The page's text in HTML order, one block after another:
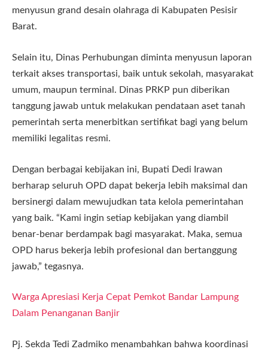
menyusun grand desain olahraga di Kabupaten Pesisir
Barat.
Selain itu, Dinas Perhubungan diminta menyusun laporan
terkait akses transportasi, baik untuk sekolah, masyarakat
umum, maupun terminal. Dinas PRKP pun diberikan
tanggung jawab untuk melakukan pendataan aset tanah
pemerintah serta menerbitkan sertifikat bagi yang belum
memiliki legalitas resmi.
Dengan berbagai kebijakan ini, Bupati Dedi Irawan
berharap seluruh OPD dapat bekerja lebih maksimal dan
bersinergi dalam mewujudkan tata kelola pemerintahan
yang baik. “Kami ingin setiap kebijakan yang diambil
benar-benar berdampak bagi masyarakat. Maka, semua
OPD harus bekerja lebih profesional dan bertanggung
jawab,” tegasnya.
Warga Apresiasi Kerja Cepat Pemkot Bandar Lampung
Dalam Penanganan Banjir
Pj. Sekda Tedi Zadmiko menambahkan bahwa koordinasi